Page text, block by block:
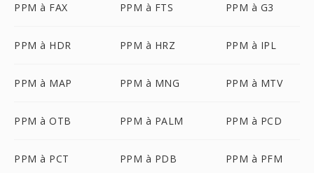
PPM à FAX PPM à FTS PPM à G3
PPM à HDR PPM à HRZ PPM à IPL
PPM à MAP PPM à MNG PPM à MTV
PPM à OTB PPM à PALM PPM à PCD
PPM à PCT PPM à PDB PPM à PFM